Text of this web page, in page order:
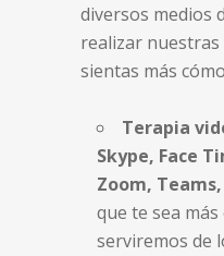
diversos medios
realizar
sientas más
Terapia
Skype, Face
Zoom,
que te sea
serviremos de